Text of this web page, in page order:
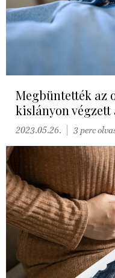
Megbüntették az
kislányon
2023.05.26. 3 perc